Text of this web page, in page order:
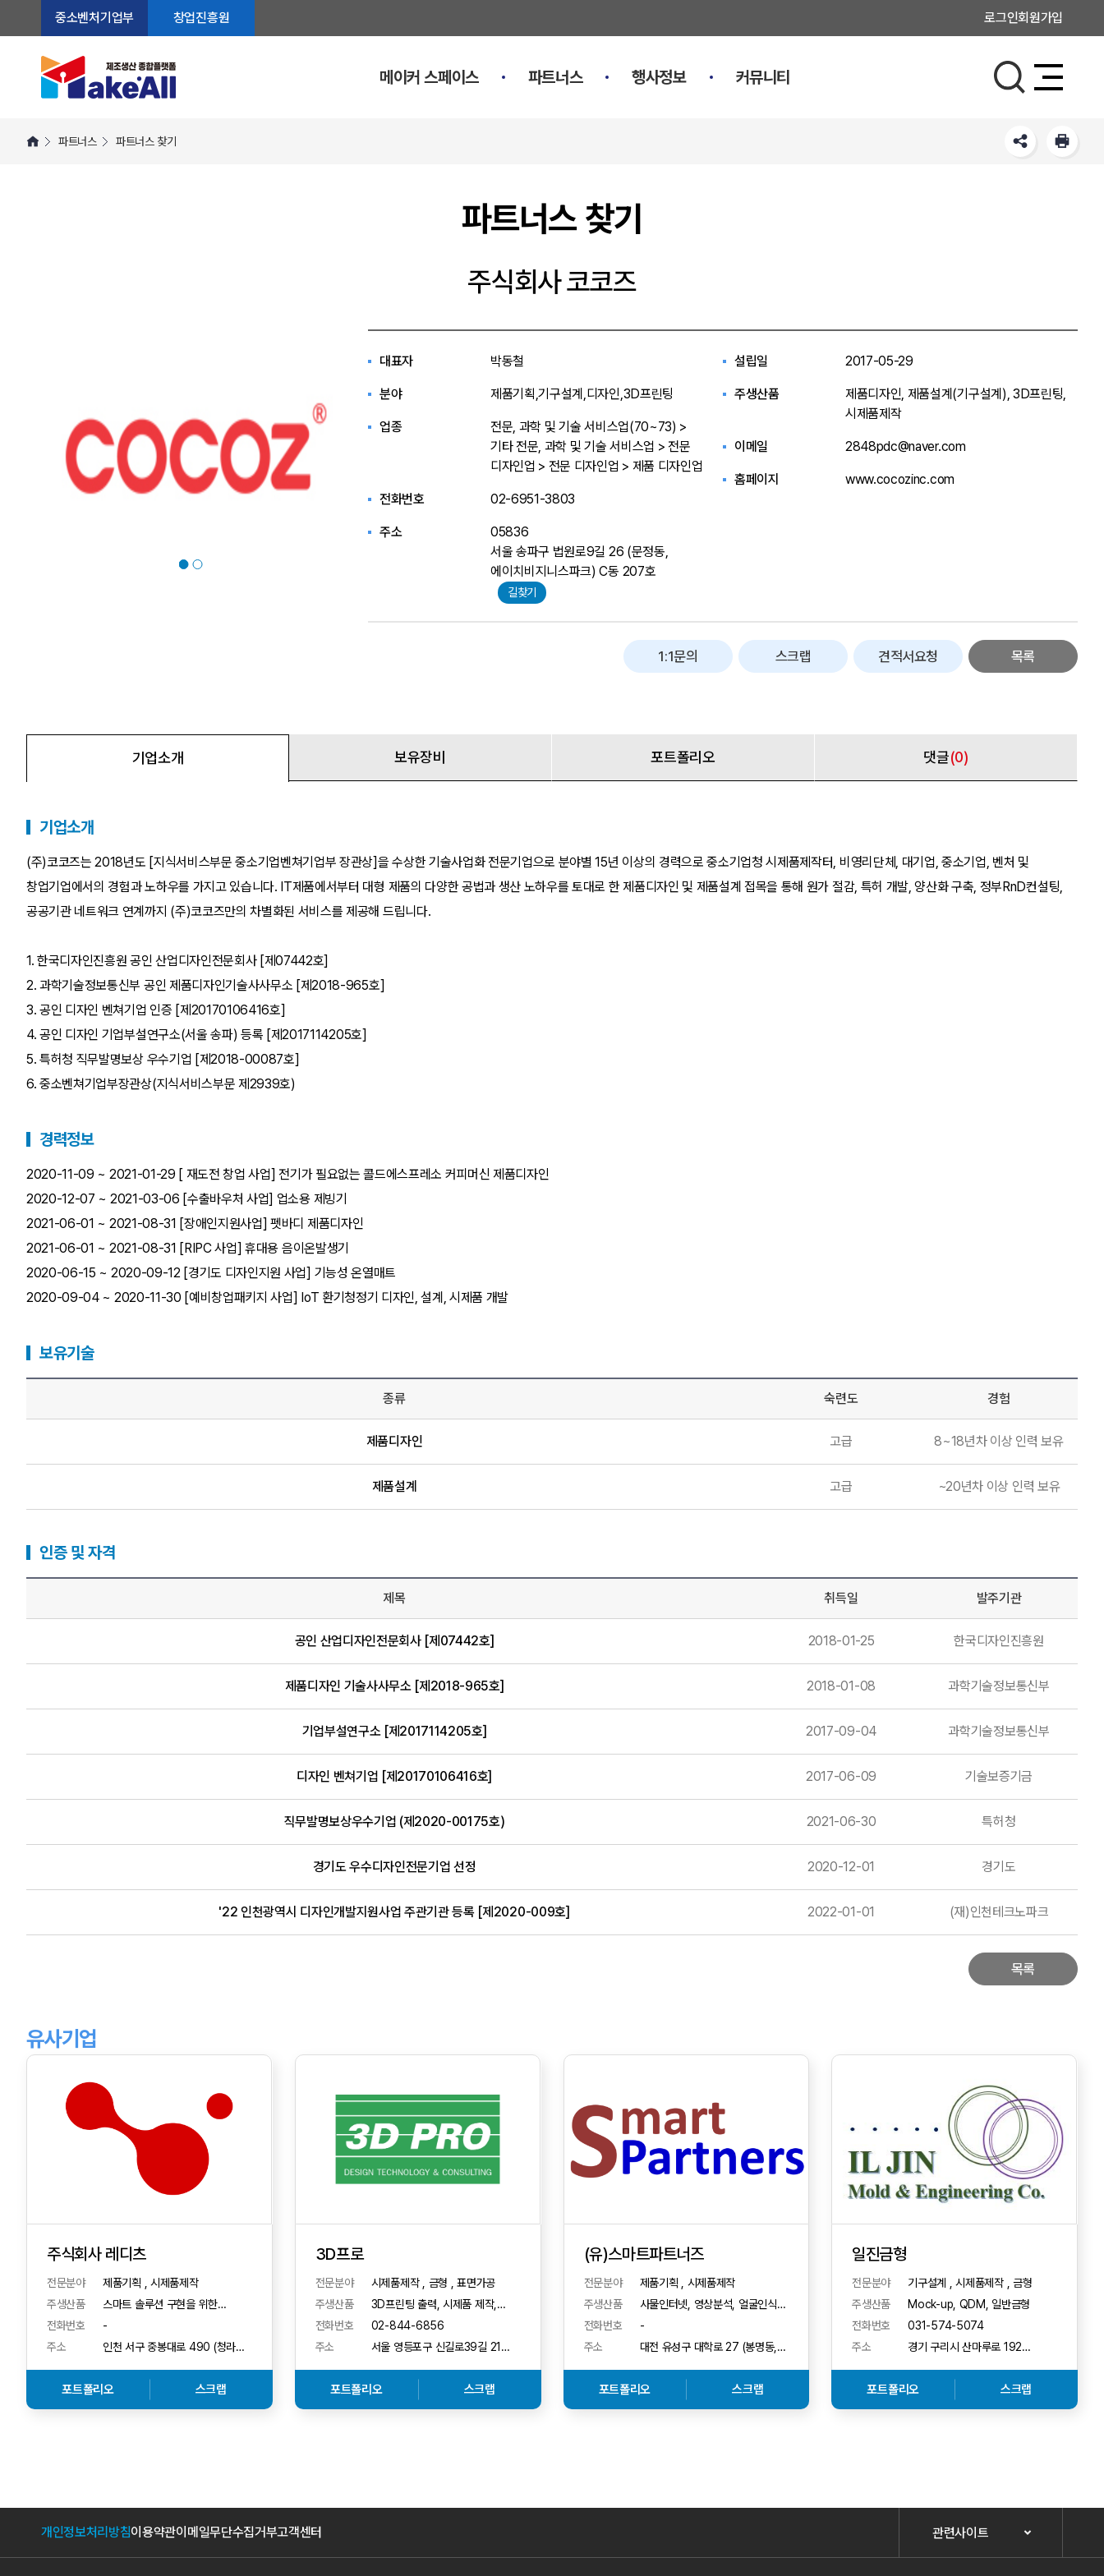
중소벤처기업부 창업진흥원 로그인회원가입
메이커 스페이스 파트너스 행사정보 커뮤니티
파트너스 파트너스 찾기
파트너스 찾기
주식회사 코코즈
대표자 박동철
분야 제품기획,기구설계,디자인,3D프린팅
업종
전문, 과학 및 기술 서비스업(70~73) >
기타 전문, 과학 및 기술 서비스업 > 전문
디자인업 > 전문 디자인업 > 제품 디자인업
전화번호 02-6951-3803
주소
05836
서울 송파구 법원로9길 26 (문정동,
에이치비지니스파크) C동 207호
길찾기
설립일 2017-05-29
주생산품
제품디자인, 제품설계(기구설계), 3D프린팅,
시제품제작
이메일 2848pdc@naver.com
홈페이지 www.cocozinc.com
1:1문의 스크랩 견적서요청 목록
기업소개 보유장비 포트폴리오 댓글(0)
기업소개
(주)코코즈는 2018년도 [지식서비스부문 중소기업벤쳐기업부 장관상]을 수상한 기술사업화 전문기업으로 분야별 15년 이상의 경력으로 중소기업청 시제품제작터, 비영리단체, 대기업, 중소기업, 벤처 및
창업기업에서의 경험과 노하우를 가지고 있습니다. IT제품에서부터 대형 제품의 다양한 공법과 생산 노하우를 토대로 한 제품디자인 및 제품설계 접목을 통해 원가 절감, 특허 개발, 양산화 구축, 정부RnD컨설팅,
공공기관 네트워크 연계까지 (주)코코즈만의 차별화된 서비스를 제공해 드립니다.
1. 한국디자인진흥원 공인 산업디자인전문회사 [제07442호]
2. 과학기술정보통신부 공인 제품디자인기술사사무소 [제2018-965호]
3. 공인 디자인 벤쳐기업 인증 [제20170106416호]
4. 공인 디자인 기업부설연구소(서울 송파) 등록 [제2017114205호]
5. 특허청 직무발명보상 우수기업 [제2018-00087호]
6. 중소벤쳐기업부장관상(지식서비스부문 제2939호)
경력정보
2020-11-09 ~ 2021-01-29 [ 재도전 창업 사업] 전기가 필요없는 콜드에스프레소 커피머신 제품디자인
2020-12-07 ~ 2021-03-06 [수출바우처 사업] 업소용 제빙기
2021-06-01 ~ 2021-08-31 [장애인지원사업] 펫바디 제품디자인
2021-06-01 ~ 2021-08-31 [RIPC 사업] 휴대용 음이온발생기
2020-06-15 ~ 2020-09-12 [경기도 디자인지원 사업] 기능성 온열매트
2020-09-04 ~ 2020-11-30 [예비창업패키지 사업] IoT 환기청정기 디자인, 설계, 시제품 개발
보유기술
종류 숙련도 경험
제품디자인 고급 8~18년차 이상 인력 보유
제품설계 고급 ~20년차 이상 인력 보유
인증 및 자격
제목 취득일 발주기관
공인 산업디자인전문회사 [제07442호] 2018-01-25 한국디자인진흥원
제품디자인 기술사사무소 [제2018-965호] 2018-01-08 과학기술정보통신부
기업부설연구소 [제2017114205호] 2017-09-04 과학기술정보통신부
디자인 벤쳐기업 [제20170106416호] 2017-06-09 기술보증기금
직무발명보상우수기업 (제2020-00175호) 2021-06-30 특허청
경기도 우수디자인전문기업 선정 2020-12-01 경기도
'22 인천광역시 디자인개발지원사업 주관기관 등록 [제2020-009호] 2022-01-01 (재)인천테크노파크
목록
유사기업
주식회사 레디츠
전문분야
제품기획 , 시제품제작
주생산품
스마트 솔루션 구현을 위한
전화번호
-
주소
인천 서구 중봉대로 490 (청라동)
더리브티아모지식산업센터)
포트폴리오 스크랩
3D프로
전문분야
시제품제작 , 금형 , 표면가공
주생산품
3D프린팅 출력, 시제품 제작,
후가공, 도색, 피규어 도색 작업
전화번호
02-844-6856
주소
서울 영등포구 신길로39길 21
포트폴리오 스크랩
(유)스마트파트너즈
전문분야
제품기획 , 시제품제작
주생산품
사물인터넷, 영상분석, 얼굴인식,
인공지능, WEB, APP
전화번호
-
주소
대전 유성구 대학로 27 (봉명동,
포트폴리오 스크랩
일진금형
전문분야
기구설계 , 시제품제작 , 금형
주생산품
Mock-up, QDM, 일반금형
전화번호
031-574-5074
주소
경기 구리시 산마루로 192
포트폴리오 스크랩
개인정보처리방침이용약관이메일무단수집거부고객센터 관련사이트